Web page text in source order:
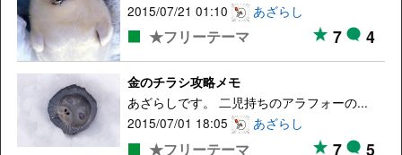
2015/07/21 01:10
あざらし
★フリーテーマ 7 4
金のチラシ攻略メモ
あざらしです。 二児持ちのアラフォーの...
2015/07/01 18:05
あざらし
★フリーテーマ 7 5